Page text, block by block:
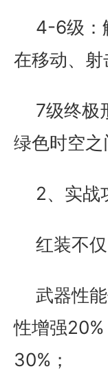
4-6级：
在移动、
7级终极
绿色时空
2、实战
红装不
武器性
性增强20%
30%；